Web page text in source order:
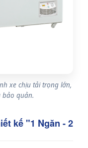
xe chịu tải trọng lớn,
bảo quản.
kế "1 Ngăn - 2